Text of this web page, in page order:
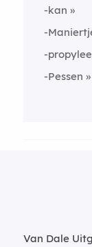
-kan
-
-
-Pessen
Van Dale